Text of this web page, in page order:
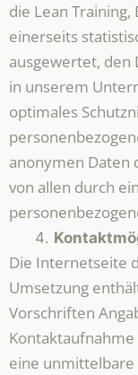
die Lean
einerseits
ausgewertet, den
in unserem
optimales
anonymen Daten
von allen durch
Die Internetseite
Umsetzung
Vorschriften
eine